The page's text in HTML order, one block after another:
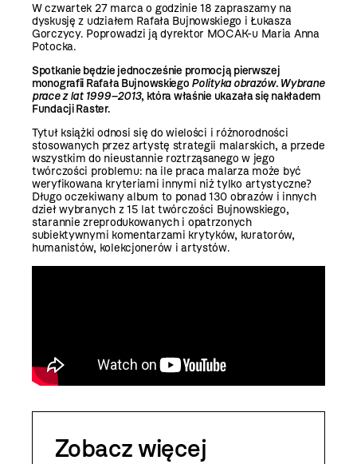
W czwartek 27 marca o godzinie 18 zapraszamy na
dyskusję z udziałem Rafała Bujnowskiego i Łukasza
Gorczycy. Poprowadzi ją dyrektor MOCAK-u Maria Anna
Potocka.
Spotkanie będzie jednocześnie promocją pierwszej
monografii Rafała Bujnowskiego Polityka obrazów. Wybrane
prace z lat 1999–2013, którawłaśnie ukazała się nakładem
Fundacji Raster.
Tytuł książki odnosi się do wielości i różnorodności
stosowanych przez artystę strategii malarskich, a przede
wszystkim do nieustannie roztrząsanego w jego
twórczości problemu: na ile praca malarza może być
weryfikowana kryteriami innymi niż tylko artystyczne?
Długo oczekiwany album to ponad 130 obrazów i innych
dzieł wybranych z 15 lat twórczości Bujnowskiego,
starannie zreprodukowanych i opatrzonych
subiektywnymi komentarzami krytyków, kuratorów,
humanistów, kolekcjonerów i artystów.
Zobacz więcej